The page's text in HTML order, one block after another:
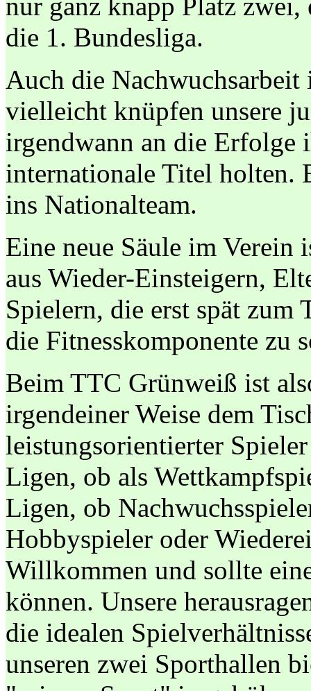
die 1. Bundesliga.
Auch die
vielleicht knüpfen unsere
irgendwann an die Erfolge
internationale Titel holten.
ins Nationalteam.
Eine neue Säule im Verein
aus Wieder-Einsteigern,
Spielern, die erst spät zum
die Fitnesskomponente zu
Beim TTC Grünweiß ist
irgendeiner Weise dem
leistungsorientierter
Ligen, ob als
Ligen, ob
Hobbyspieler oder
Willkommen und sollte
können. Unsere
die idealen
unseren zwei Sporthallen